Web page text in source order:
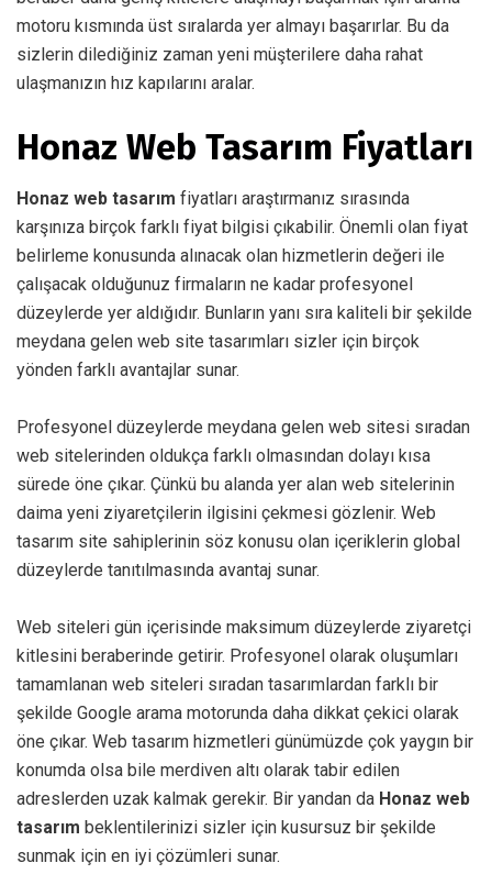
motoru kısmında üst sıralarda yer almayı başarırlar. Bu da
sizlerin dilediğiniz zaman yeni müşterilere daha rahat
ulaşmanızın hız kapılarını aralar.
Honaz Web Tasarım Fiyatları
Honaz web tasarım fiyatları araştırmanız sırasında
karşınıza birçok farklı fiyat bilgisi çıkabilir. Önemli olan fiyat
belirleme konusunda alınacak olan hizmetlerin değeri ile
çalışacak olduğunuz firmaların ne kadar profesyonel
düzeylerde yer aldığıdır. Bunların yanı sıra kaliteli bir şekilde
meydana gelen web site tasarımları sizler için birçok
yönden farklı avantajlar sunar.
Profesyonel düzeylerde meydana gelen web sitesi sıradan
web sitelerinden oldukça farklı olmasından dolayı kısa
sürede öne çıkar. Çünkü bu alanda yer alan web sitelerinin
daima yeni ziyaretçilerin ilgisini çekmesi gözlenir. Web
tasarım site sahiplerinin söz konusu olan içeriklerin global
düzeylerde tanıtılmasında avantaj sunar.
Web siteleri gün içerisinde maksimum düzeylerde ziyaretçi
kitlesini beraberinde getirir. Profesyonel olarak oluşumları
tamamlanan web siteleri sıradan tasarımlardan farklı bir
şekilde Google arama motorunda daha dikkat çekici olarak
öne çıkar. Web tasarım hizmetleri günümüzde çok yaygın bir
konumda olsa bile merdiven altı olarak tabir edilen
adreslerden uzak kalmak gerekir. Bir yandan da Honaz web
tasarım beklentilerinizi sizler için kusursuz bir şekilde
sunmak için en iyi çözümleri sunar.